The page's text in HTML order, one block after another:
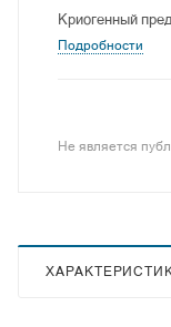
Криогенный
Подробности
Не является